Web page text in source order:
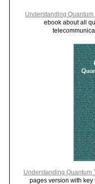
Understanding
ebook about all
Understanding Quantum
pages version with key